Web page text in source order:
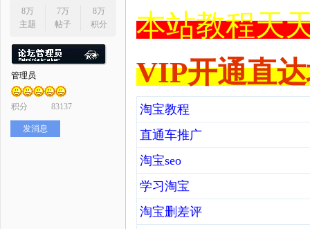
8万
主题
7万
帖子
8万
积分
管理员
积分 83137
发消息
本站教程天
VIP开通直
淘宝教程
直通车推广
淘宝seo
学习淘宝
淘宝删差评